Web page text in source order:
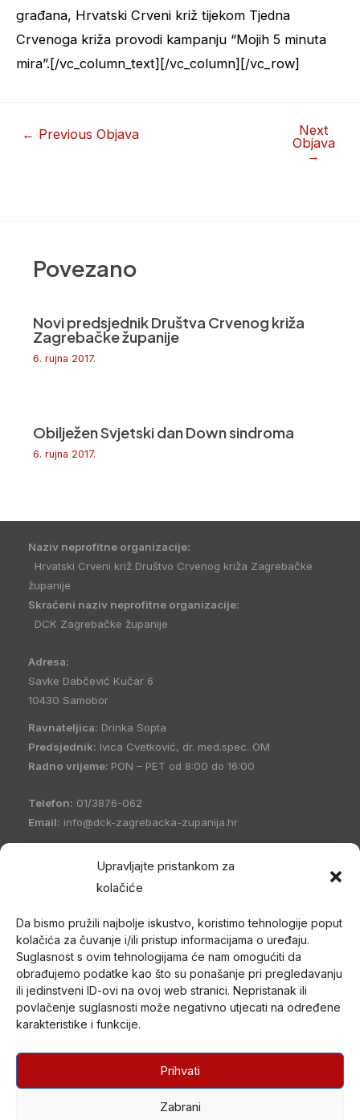
Upravljajte pristankom za
kolačiće
Da bismo pružili najbolje iskustvo, koristimo tehnologije poput
kolačića za čuvanje i/ili pristup informacijama o uređaju.
Suglasnost s ovim tehnologijama će nam omogućiti da
obrađujemo podatke kao što su ponašanje pri pregledavanju
ili jedinstveni ID-ovi na ovoj web stranici. Nepristanak ili
povlačenje suglasnosti može negativno utjecati na određene
karakteristike i funkcije.
Prihvati
Zabrani
građana, Hrvatski Crveni križ tijekom Tjedna
Crvenoga križa provodi kampanju “Mojih 5 minuta
mira”.[/vc_column_text][/vc_column][/vc_row]
← Previous Objava
Next
Objava
→
Povezano
Novi predsjednik Društva Crvenog križa
Zagrebačke županije
6. rujna 2017.
Obilježen Svjetski dan Down sindroma
6. rujna 2017.
Naziv neprofitne organizacije:
Hrvatski Crveni križ Društvo Crvenog križa Zagrebačke
županije
Skraćeni naziv neprofitne organizacije:
DCK Zagrebačke županije
Adresa:
Savke Dabčević Kučar 6
10430 Samobor
Ravnateljica: Drinka Sopta
Predsjednik: Ivica Cvetković, dr. med.spec. OM
Radno vrijeme: PON – PET od 8:00 do 16:00
Telefon: 01/3876-062
Email: info@dck-zagrebacka-zupanija.hr
21096894110
HR5023600001101458235
županije(DCK Zagrebačke županije) osnovano je 1998. godine
u Zagrebu. Po organizacijskom ustrojstvu je zajednica udruga
Gradskih društava Crvenog križa (kao ustrojstvenih oblika –
članica) i jedan od ustrojstvenih oblika Hrvatskog Crvenog križa.
U svom radu promiče humanitarne ciljeve i provodi akcije od opće
koristi nepristrano i bez diskriminacije te djeluje na temelju misije i
polumjeseca.